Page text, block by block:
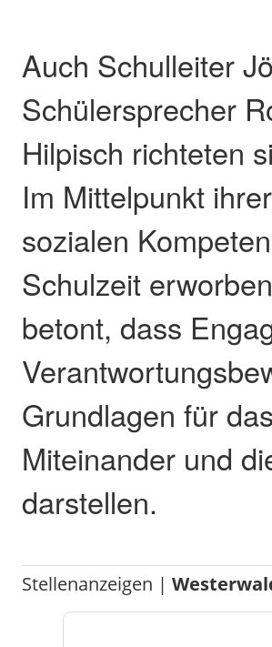
Auch Schulleiter
Schülersprecher
Hilpisch richteten
Im Mittelpunkt
sozialen
Schulzeit
betont, dass
Grundlagen für
Miteinander und
darstellen.
Stellenanzeigen |